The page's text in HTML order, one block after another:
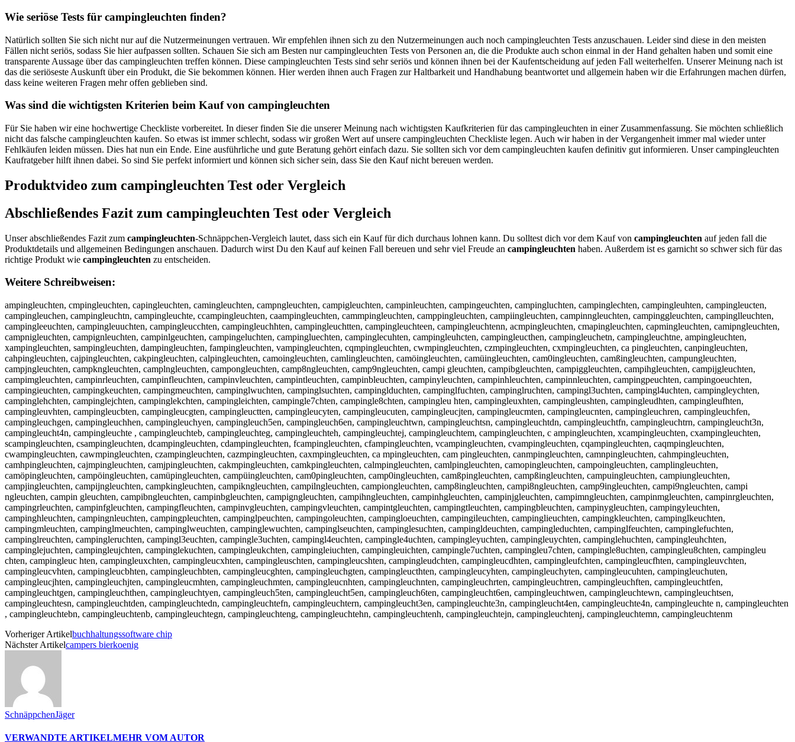
Wie seriöse Tests für campingleuchten finden?
Natürlich sollten Sie sich nicht nur auf die Nutzermeinungen vertrauen. Wir empfehlen ihnen sich zu den Nutzermeinungen auch noch campingleuchten Tests anzuschauen. Leider sind diese in den meisten
Fällen nicht seriös, sodass Sie hier aufpassen sollten. Schauen Sie sich am Besten nur campingleuchten Tests von Personen an, die die Produkte auch schon einmal in der Hand gehalten haben und somit eine
transparente Aussage über das campingleuchten treffen können. Diese campingleuchten Tests sind sehr seriös und können ihnen bei der Kaufentscheidung auf jeden Fall weiterhelfen. Unserer Meinung nach ist
das die seriöseste Auskunft über ein Produkt, die Sie bekommen können. Hier werden ihnen auch Fragen zur Haltbarkeit und Handhabung beantwortet und allgemein haben wir die Erfahrungen machen dürfen,
dass keine weiteren Fragen mehr offen geblieben sind.
Was sind die wichtigsten Kriterien beim Kauf von campingleuchten
Für Sie haben wir eine hochwertige Checkliste vorbereitet. In dieser finden Sie die unserer Meinung nach wichtigsten Kaufkriterien für das campingleuchten in einer Zusammenfassung. Sie möchten schließlich
nicht das falsche campingleuchten kaufen. So etwas ist immer schlecht, sodass wir großen Wert auf unsere campingleuchten Checkliste legen. Auch wir haben in der Vergangenheit immer mal wieder unter
Fehlkäufen leiden müssen. Dies hat nun ein Ende. Eine ausführliche und gute Beratung gehört einfach dazu. Sie sollten sich vor dem campingleuchten kaufen definitiv gut informieren. Unser campingleuchten
Kaufratgeber hilft ihnen dabei. So sind Sie perfekt informiert und können sich sicher sein, dass Sie den Kauf nicht bereuen werden.
Produktvideo zum campingleuchten Test oder Vergleich
Abschließendes Fazit zum campingleuchten Test oder Vergleich
Unser abschließendes Fazit zum campingleuchten-Schnäppchen-Vergleich lautet, dass sich ein Kauf für dich durchaus lohnen kann. Du solltest dich vor dem Kauf von campingleuchten auf jeden fall die
Produktdetails und allgemeinen Bedingungen anschauen. Dadurch wirst Du den Kauf auf keinen Fall bereuen und sehr viel Freude an campingleuchten haben. Außerdem ist es garnicht so schwer sich für das
richtige Produkt wie campingleuchten zu entscheiden.
Weitere Schreibweisen:
ampingleuchten, cmpingleuchten, capingleuchten, camingleuchten, campngleuchten, campigleuchten, campinleuchten, campingeuchten, campingluchten, campinglechten, campingleuhten, campingleucten,
campingleuchen, campingleuchtn, campingleuchte, ccampingleuchten, caampingleuchten, cammpingleuchten, camppingleuchten, campiingleuchten, campinngleuchten, campinggleuchten, campinglleuchten,
campingleeuchten, campingleuuchten, campingleucchten, campingleuchhten, campingleuchtten, campingleuchteen, campingleuchtenn, acmpingleuchten, cmapingleuchten, capmingleuchten, camipngleuchten,
campnigleuchten, campignleuchten, campinlgeuchten, campingeluchten, campingluechten, campinglecuhten, campingleuhcten, campingleucthen, campingleuchetn, campingleuchtne, ampingleuchten,
xampingleuchten, sampingleuchten, dampingleuchten, fampingleuchten, vampingleuchten, cqmpingleuchten, cwmpingleuchten, czmpingleuchten, cxmpingleuchten, ca pingleuchten, canpingleuchten,
cahpingleuchten, cajpingleuchten, cakpingleuchten, calpingleuchten, camoingleuchten, camlingleuchten, camöingleuchten, camüingleuchten, cam0ingleuchten, camßingleuchten, campungleuchten,
campjngleuchten, campkngleuchten, camplngleuchten, campongleuchten, camp8ngleuchten, camp9ngleuchten, campi gleuchten, campibgleuchten, campiggleuchten, campihgleuchten, campijgleuchten,
campimgleuchten, campinrleuchten, campinfleuchten, campinvleuchten, campintleuchten, campinbleuchten, campinyleuchten, campinhleuchten, campinnleuchten, campingpeuchten, campingoeuchten,
campingieuchten, campingkeuchten, campingmeuchten, campinglwuchten, campinglsuchten, campinglduchten, campinglfuchten, campinglruchten, campingl3uchten, campingl4uchten, campingleychten,
campinglehchten, campinglejchten, campinglekchten, campingleichten, campingle7chten, campingle8chten, campingleu hten, campingleuxhten, campingleushten, campingleudhten, campingleufhten,
campingleuvhten, campingleucbten, campingleucgten, campingleuctten, campingleucyten, campingleucuten, campingleucjten, campingleucmten, campingleucnten, campingleuchren, campingleuchfen,
campingleuchgen, campingleuchhen, campingleuchyen, campingleuch5en, campingleuch6en, campingleuchtwn, campingleuchtsn, campingleuchtdn, campingleuchtfn, campingleuchtrn, campingleucht3n,
campingleucht4n, campingleuchte , campingleuchteb, campingleuchteg, campingleuchteh, campingleuchtej, campingleuchtem, campingleuchten, c ampingleuchten, xcampingleuchten, cxampingleuchten,
scampingleuchten, csampingleuchten, dcampingleuchten, cdampingleuchten, fcampingleuchten, cfampingleuchten, vcampingleuchten, cvampingleuchten, cqampingleuchten, caqmpingleuchten,
cwampingleuchten, cawmpingleuchten, czampingleuchten, cazmpingleuchten, caxmpingleuchten, ca mpingleuchten, cam pingleuchten, canmpingleuchten, camnpingleuchten, cahmpingleuchten,
camhpingleuchten, cajmpingleuchten, camjpingleuchten, cakmpingleuchten, camkpingleuchten, calmpingleuchten, camlpingleuchten, camopingleuchten, campoingleuchten, camplingleuchten,
camöpingleuchten, campöingleuchten, camüpingleuchten, campüingleuchten, cam0pingleuchten, camp0ingleuchten, camßpingleuchten, campßingleuchten, campuingleuchten, campiungleuchten,
campjingleuchten, campijngleuchten, campkingleuchten, campikngleuchten, campilngleuchten, campiongleuchten, camp8ingleuchten, campi8ngleuchten, camp9ingleuchten, campi9ngleuchten, campi
ngleuchten, campin gleuchten, campibngleuchten, campinbgleuchten, campigngleuchten, campihngleuchten, campinhgleuchten, campinjgleuchten, campimngleuchten, campinmgleuchten, campinrgleuchten,
campingrleuchten, campinfgleuchten, campingfleuchten, campinvgleuchten, campingvleuchten, campintgleuchten, campingtleuchten, campingbleuchten, campinygleuchten, campingyleuchten,
campinghleuchten, campingnleuchten, campingpleuchten, campinglpeuchten, campingoleuchten, campingloeuchten, campingileuchten, campinglieuchten, campingkleuchten, campinglkeuchten,
campingmleuchten, campinglmeuchten, campinglweuchten, campinglewuchten, campinglseuchten, campinglesuchten, campingldeuchten, campingleduchten, campinglfeuchten, campinglefuchten,
campinglreuchten, campingleruchten, campingl3euchten, campingle3uchten, campingl4euchten, campingle4uchten, campingleyuchten, campingleuychten, campinglehuchten, campingleuhchten,
campinglejuchten, campingleujchten, campinglekuchten, campingleukchten, campingleiuchten, campingleuichten, campingle7uchten, campingleu7chten, campingle8uchten, campingleu8chten, campingleu
chten, campingleuc hten, campingleuxchten, campingleucxhten, campingleuschten, campingleucshten, campingleudchten, campingleucdhten, campingleufchten, campingleucfhten, campingleuvchten,
campingleucvhten, campingleucbhten, campingleuchbten, campingleucghten, campingleuchgten, campingleucthten, campingleucyhten, campingleuchyten, campingleucuhten, campingleuchuten,
campingleucjhten, campingleuchjten, campingleucmhten, campingleuchmten, campingleucnhten, campingleuchnten, campingleuchrten, campingleuchtren, campingleuchften, campingleuchtfen,
campingleuchtgen, campingleuchthen, campingleuchtyen, campingleuch5ten, campingleucht5en, campingleuch6ten, campingleucht6en, campingleuchtwen, campingleuchtewn, campingleuchtsen,
campingleuchtesn, campingleuchtden, campingleuchtedn, campingleuchtefn, campingleuchtern, campingleucht3en, campingleuchte3n, campingleucht4en, campingleuchte4n, campingleuchte n, campingleuchten
, campingleuchtebn, campingleuchtenb, campingleuchtegn, campingleuchteng, campingleuchtehn, campingleuchtenh, campingleuchtejn, campingleuchtenj, campingleuchtemn, campingleuchtenm
Vorheriger Artikelbuchhaltungssoftware chip
Nächster Artikelcampers bierkoenig
SchnäppchenJäger
VERWANDTE ARTIKELMEHR VOM AUTOR